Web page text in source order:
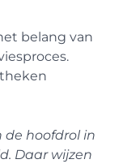
belang van
de hoofdrol in
Daar wijzen